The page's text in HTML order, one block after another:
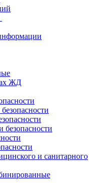
ЖД
и санитарного